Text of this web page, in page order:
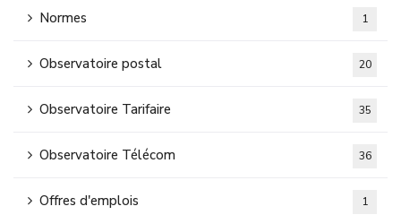
Normes 1
Observatoire postal 20
Observatoire Tarifaire 35
Observatoire Télécom 36
Offres d'emplois 1